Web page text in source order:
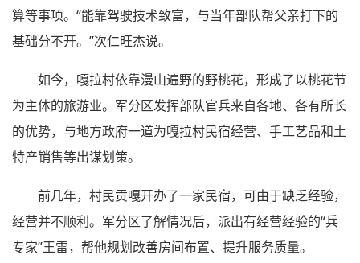
算等事项。“能靠驾驶技术致富，与当年部队帮父亲打下的
基础分不开。”次仁旺杰说。
如今，嘎拉村依靠漫山遍野的野桃花，形成了以桃花节
为主体的旅游业。军分区发挥部队官兵来自各地、各有所长
的优势，与地方政府一道为嘎拉村民宿经营、手工艺品和土
特产销售等出谋划策。
前几年，村民贡嘎开办了一家民宿，可由于缺乏经验，
经营并不顺利。军分区了解情况后，派出有经营经验的“兵
专家”王雷，帮他规划改善房间布置、提升服务质量。